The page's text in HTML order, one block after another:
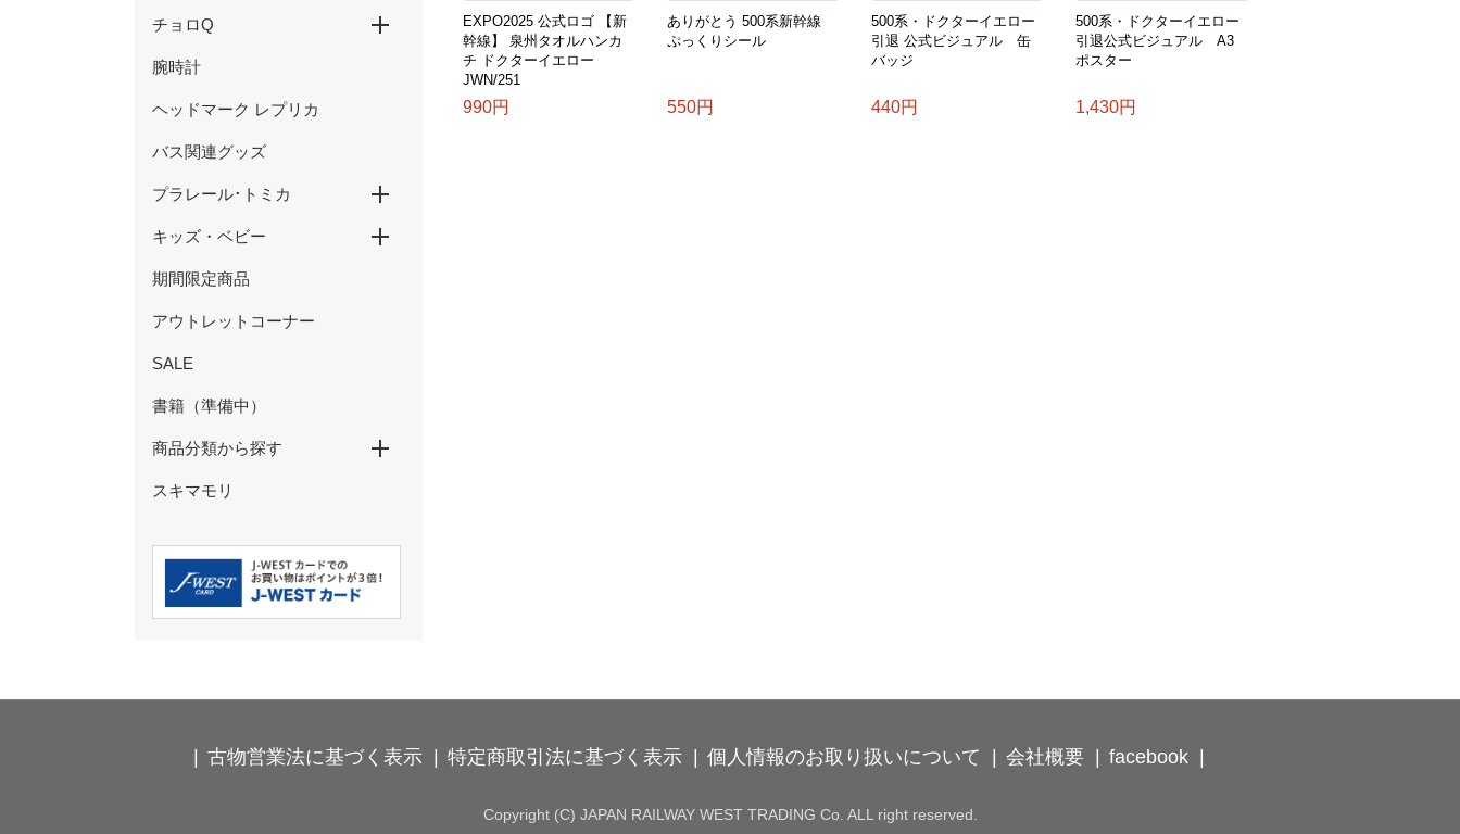
Nゲージ
HOゲージ
チョロQ
新幹線
在来線・特急
SL・蒸気機関車
腕時計
ヘッドマーク レプリカ
バス関連グッズ
プラレール･トミカ
プラレール
トミカ
キッズ・ベビー
おもちゃ
期間限定商品
アウトレットコーナー
SALE
書籍（準備中）
商品分類から探す
特大パネル
玩具・ぬいぐるみ
ペン・鉛筆
ノート・メモ・ふせん
クリアファイル・下敷き
マスキングテープ
シール・ステッカー
ポストカード・ぽち袋
その他の文具
ストラップ・キーホルダー
カードケース・パスケース
食器・コップ
弁当箱・タンブラー・ボトル
箸・箸置き・コースター
ハンカチ・タオル
Ｔシャツ・靴下
バッグ・巾着・ポーチ
時計･インテリア･クッション
スキマモリ
EXPO2025 公式ロゴ 【新
幹線】 泉州タオルハンカ
チ ドクターイエロー
JWN/251
990円
ありがとう 500系新幹線
ぷっくりシール
550円
500系・ドクターイエロー
引退 公式ビジュアル 缶
バッジ
440円
500系・ドクターイエロー
引退公式ビジュアル A3
ポスター
1,430円
古物営業法に基づく表示 特定商取引法に基づく表示 個人情報のお取り扱いについて 会社概要 facebook
Copyright (C) JAPAN RAILWAY WEST TRADING Co. ALL right reserved.